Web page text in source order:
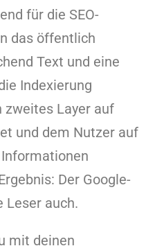
für die SEO-
das öffentlich
Text und eine
Indexierung
zweites Layer auf
und dem Nutzer auf
Der Google-
Leser auch.
mit deinen